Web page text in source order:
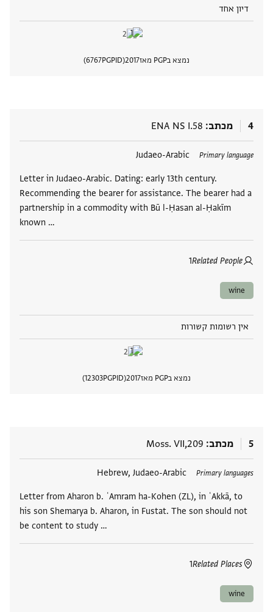
דיון אחד
נמצא בPGP מאז 2017
PGPID
6767
4 מכתב ENA NS I.58
Primary language
Judaeo-Arabic
Letter in Judaeo-Arabic. Dating: early 13th century.
Recommending the bearer for assistance. The bearer had a
partnership in a commodity with Bū l-Ḥasan al-Ḥakīm
known …
Related People
1
תגים
wine
אין רשומות קשורות
נמצא בPGP מאז 2017
PGPID
12303
5 מכתב Moss. VII,209
Primary languages
Hebrew, Judaeo-Arabic
Letter from Aharon b. ʿAmram ha-Kohen (ZL), in ʿAkkā, to
his son Shemarya b. Aharon, in Fustat. The son should not
be content to study …
Related Places
1
תגים
wine